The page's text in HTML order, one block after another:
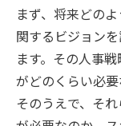
まず、将来どの
関するビジョン
ます。その人事
がどのくらい必要
そのうえで、そ